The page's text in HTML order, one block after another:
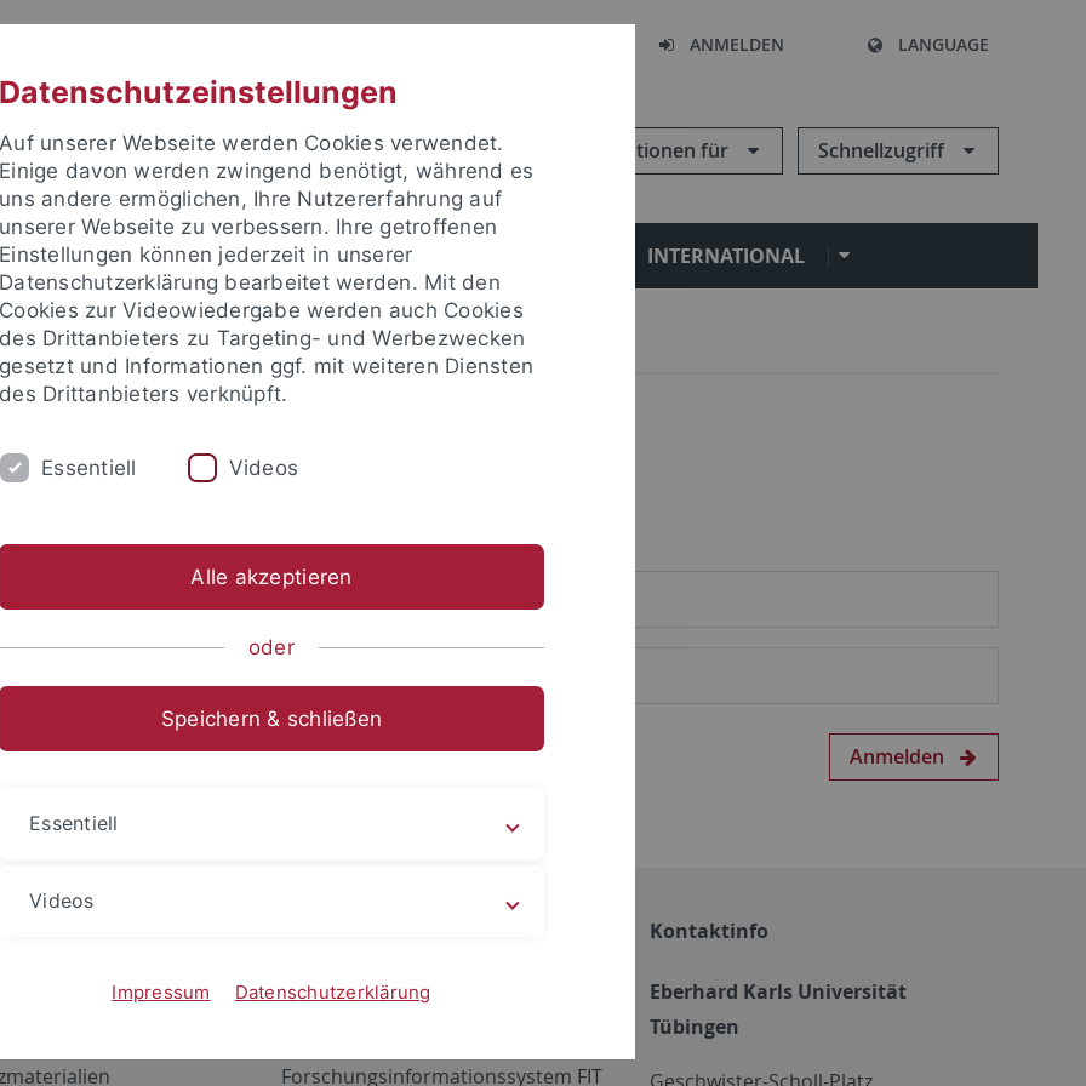
ANMELDEN LANGUAGE
Informationen für Schnellzugriff
FORSCHUNG EINRICHTUNGEN INTERNATIONAL
um sich anzumelden:
Anmelden
Netzwerk
ALMA
Forschungsinformationssystem FIT
Kontaktinfo
Eberhard Karls Universität
Tübingen
Datenschutzeinstellungen
Auf unserer Webseite werden Cookies verwendet.
Einige davon werden zwingend benötigt, während es
uns andere ermöglichen, Ihre Nutzererfahrung auf
unserer Webseite zu verbessern. Ihre getroffenen
Einstellungen können jederzeit in unserer
Datenschutzerklärung bearbeitet werden. Mit den
Cookies zur Videowiedergabe werden auch Cookies
des Drittanbieters zu Targeting- und Werbezwecken
gesetzt und Informationen ggf. mit weiteren Diensten
des Drittanbieters verknüpft.
Essentiell Videos
Alle akzeptieren
oder
Speichern & schließen
Essentiell
Videos
Impressum Datenschutzerklärung